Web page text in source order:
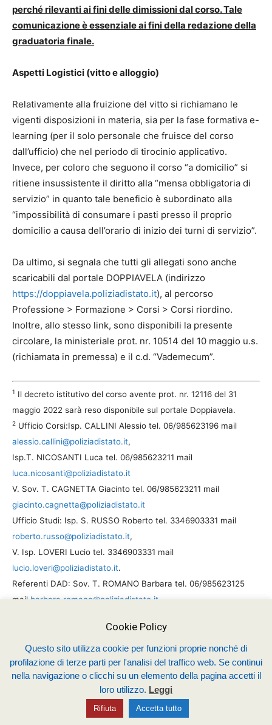
perché rilevanti ai fini delle dimissioni dal corso. Tale
comunicazione è essenziale ai fini della redazione della
graduatoria finale.
Aspetti Logistici (vitto e alloggio)
Relativamente alla fruizione del vitto si richiamano le
vigenti disposizioni in materia, sia per la fase formativa e-
learning (per il solo personale che fruisce del corso
dall’ufficio) che nel periodo di tirocinio applicativo.
Invece, per coloro che seguono il corso “a domicilio” si
ritiene insussistente il diritto alla “mensa obbligatoria di
servizio” in quanto tale beneficio è subordinato alla
“impossibilità di consumare i pasti presso il proprio
domicilio a causa dell’orario di inizio dei turni di servizio”.
Da ultimo, si segnala che tutti gli allegati sono anche
scaricabili dal portale DOPPIAVELA (indirizzo
https://doppiavela.poliziadistato.it), al percorso
Professione > Formazione > Corsi > Corsi riordino.
Inoltre, allo stesso link, sono disponibili la presente
circolare, la ministeriale prot. nr. 10514 del 10 maggio u.s.
(richiamata in premessa) e il c.d. “Vademecum”.
1 Il decreto istitutivo del corso avente prot. nr. 12116 del 31
maggio 2022 sarà reso disponibile sul portale Doppiavela.
2 Ufficio Corsi:Isp. CALLINI Alessio tel. 06/985623196 mail
alessio.callini@poliziadistato.it,
Isp.T. NICOSANTI Luca tel. 06/985623211 mail
luca.nicosanti@poliziadistato.it
V. Sov. T. CAGNETTA Giacinto tel. 06/985623211 mail
giacinto.cagnetta@poliziadistato.it
Ufficio Studi: Isp. S. RUSSO Roberto tel. 3346903331 mail
roberto.russo@poliziadistato.it,
V. Isp. LOVERI Lucio tel. 3346903331 mail
lucio.loveri@poliziadistato.it.
Referenti DAD: Sov. T. ROMANO Barbara tel. 06/985623125
mail barbara.romano@poliziadistato.it
ivano.carbone@poliziadistato.it.
L’articolo 10 del citato decreto proroga fino al 30 giugno p.v. la
vigenza dell’articolo 260, comma $ (il quale prevede che “i
periodi di assenza dai corsi di formazione non concorrono al
raggiungimento del limite di assenza il cui superamento
comporta il rinvio o la dimissione.”) solo per i corsi in atto alla
Cookie Policy
Questo sito utilizza cookie per funzioni proprie nonché di
profilazione di terze parti per l'analisi del traffico web. Se continui
nella navigazione o clicchi su un elemento della pagina accetti il
loro utilizzo. Leggi
Rifiuta Accetta tutto